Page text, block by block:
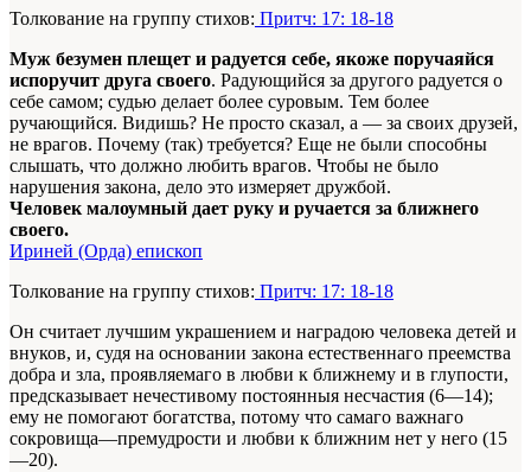
Толкование на группу стихов: Притч: 17: 18-18
Муж безумен плещет и радуется себе, якоже поручаяйся
испоручит друга своего. Радующийся за другого радуется о
себе самом; судью делает более суровым. Тем более
ручающийся. Видишь? Не просто сказал, а — за своих друзей,
не врагов. Почему (так) требуется? Еще не были способны
слышать, что должно любить врагов. Чтобы не было
нарушения закона, дело это измеряет дружбой.
Человек малоумный дает руку и ручается за ближнего
своего.
Ириней (Орда) епископ
Толкование на группу стихов: Притч: 17: 18-18
Он считает лучшим украшением и наградою человека детей и
внуков, и, судя на основании закона естественнаго преемства
добра и зла, проявляемаго в любви к ближнему и в глупости,
предсказывает нечестивому постоянныя несчастия (6—14);
ему не помогают богатства, потому что самаго важнаго
сокровища—премудрости и любви к ближним нет у него (15
—20).